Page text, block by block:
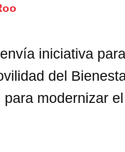
iniciativa
del
para modernizar